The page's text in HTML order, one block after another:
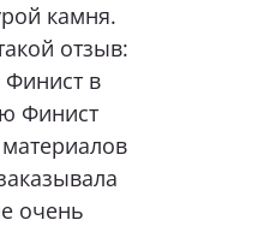
камня.
отзыв:
в
Финист
очень